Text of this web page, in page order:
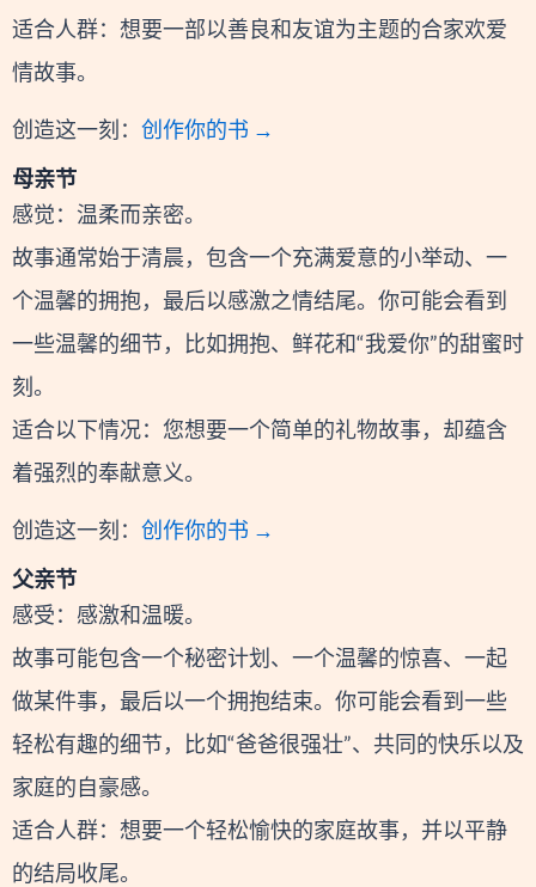
适合人群：想要一部以善良和友谊为主题的合家欢爱
情故事。
创造这一刻： 创作你的书 →
母亲节
感觉：温柔而亲密。
故事通常始于清晨，包含一个充满爱意的小举动、一
个温馨的拥抱，最后以感激之情结尾。你可能会看到
一些温馨的细节，比如拥抱、鲜花和“我爱你”的甜蜜时
刻。
适合以下情况：您想要一个简单的礼物故事，却蕴含
着强烈的奉献意义。
创造这一刻： 创作你的书 →
父亲节
感受：感激和温暖。
故事可能包含一个秘密计划、一个温馨的惊喜、一起
做某件事，最后以一个拥抱结束。你可能会看到一些
轻松有趣的细节，比如“爸爸很强壮”、共同的快乐以及
家庭的自豪感。
适合人群：想要一个轻松愉快的家庭故事，并以平静
的结局收尾。